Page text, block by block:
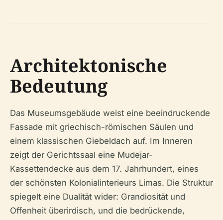
Architektonische
Bedeutung
Das Museumsgebäude weist eine beeindruckende
Fassade mit griechisch-römischen Säulen und
einem klassischen Giebeldach auf. Im Inneren
zeigt der Gerichtssaal eine Mudejar-
Kassettendecke aus dem 17. Jahrhundert, eines
der schönsten Kolonialinterieurs Limas. Die Struktur
spiegelt eine Dualität wider: Grandiosität und
Offenheit überirdisch, und die bedrückende,